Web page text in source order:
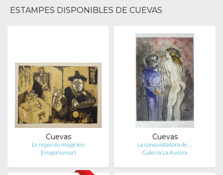
ESTAMPES DISPONIBLES DE CUEVAS
Cuevas
Le repas du magicien
Emporiumart
Cuevas
La conquistadora de …
Galería La Aurora